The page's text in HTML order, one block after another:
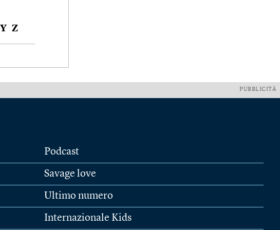
Y Z
PUBBLICITÀ
Podcast
Savage love
Ultimo numero
Internazionale Kids